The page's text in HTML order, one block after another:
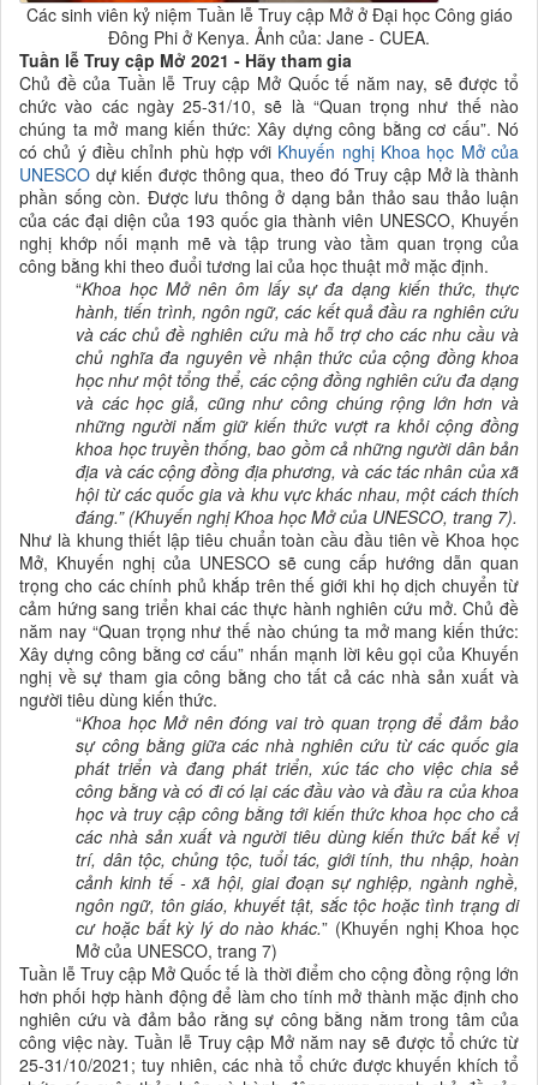
Các sinh viên kỷ niệm Tuần lễ Truy cập Mở ở Đại học Công giáo
Đông Phi ở Kenya. Ảnh của: Jane - CUEA.
Tuần lễ Truy cập Mở 2021 - Hãy tham gia
Chủ đề của Tuần lễ Truy cập Mở Quốc tế năm nay, sẽ được tổ
chức vào các ngày 25-31/10, sẽ là “Quan trọng như thế nào
chúng ta mở mang kiến thức: Xây dựng công bằng cơ cấu”. Nó
có chủ ý điều chỉnh phù hợp với Khuyến nghị Khoa học Mởcủa
UNESCO dự kiến được thông qua, theo đó Truy cập Mở là thành
phần sống còn. Được lưu thông ở dạng bản thảo sau thảo luận
của các đại diện của 193 quốc gia thành viên UNESCO, Khuyến
nghị khớp nối mạnh mẽ và tập trung vào tầm quan trọng của
công bằng khi theo đuổi tương lai của học thuật mở mặc định.
“Khoa học Mở nên ôm lấy sự đa dạng kiến thức, thực
hành, tiến trình, ngôn ngữ, các kết quả đầu ra nghiên cứu
và các chủ đề nghiên cứu mà hỗ trợ cho các nhu cầu và
chủ nghĩa đa nguyên về nhận thức của cộng đồng khoa
học như một tổng thể, các cộng đồng nghiên cứu đa dạng
và các học giả, cũng như công chúng rộng lớn hơn và
những người nắm giữ kiến thức vượt ra khỏi cộng đồng
khoa học truyền thống, bao gồm cả những người dân bản
địa và các cộng đồng địa phương, và các tác nhân của xã
hội từ các quốc gia và khu vực khác nhau, một cách thích
đáng.” (Khuyến nghị Khoa học Mở của UNESCO, trang 7).
Như là khung thiết lập tiêu chuẩn toàn cầu đầu tiên về Khoa học
Mở, Khuyến nghị của UNESCO sẽ cung cấp hướng dẫn quan
trọng cho các chính phủ khắp trên thế giới khi họ dịch chuyển từ
cảm hứng sang triển khai các thực hành nghiên cứu mở. Chủ đề
năm nay “Quan trọng như thế nào chúng ta mở mang kiến thức:
Xây dựng công bằng cơ cấu” nhấn mạnh lời kêu gọi của Khuyến
nghị về sự tham gia công bằng cho tất cả các nhà sản xuất và
người tiêu dùng kiến thức.
“Khoa học Mở nên đóng vai trò quan trọng để đảm bảo
sự công bằng giữa cácnhà nghiên cứu từ các quốc gia
phát triển và đang phát triển, xúc tác cho việc chia sẻ
công bằng và có đi có lại các đầu vào và đầu ra của khoa
học và truy cập công bằng tới kiến thứckhoa họccho cả
các nhà sản xuất và người tiêu dùng kiến thức bất kể vị
trí, dân tộc, chủng tộc, tuổi tác, giới tính, thu nhập, hoàn
cảnh kinh tế - xã hội,giai đoạn sự nghiệp, ngành nghề,
ngôn ngữ, tôn giáo, khuyết tật, sắc tộc hoặc tình trạng di
cư hoặc bất kỳ lý do nào khác.” (Khuyến nghị Khoa học
Mở của UNESCO, trang 7)
Tuần lễ Truy cập Mở Quốc tế là thời điểm cho cộng đồng rộng lớn
hơn phối hợp hành động để làm cho tính mở thành mặc định cho
nghiên cứu và đảm bảo rằng sự công bằng nằm trong tâm của
công việc này. Tuần lễ Truy cập Mở năm nay sẽ được tổ chức từ
25-31/10/2021; tuy nhiên, các nhà tổ chức được khuyến khích tổ